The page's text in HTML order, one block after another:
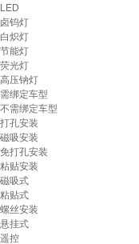
LED
卤钨灯
白炽灯
节能灯
荧光灯
高压钠灯
需绑定车型
不需绑定车型
打孔安装
磁吸安装
免打孔安装
粘贴安装
磁吸式
粘贴式
螺丝安装
悬挂式
遥控